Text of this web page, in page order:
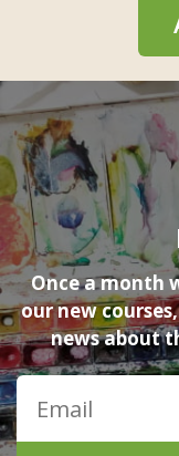
Once a month
our new
news about